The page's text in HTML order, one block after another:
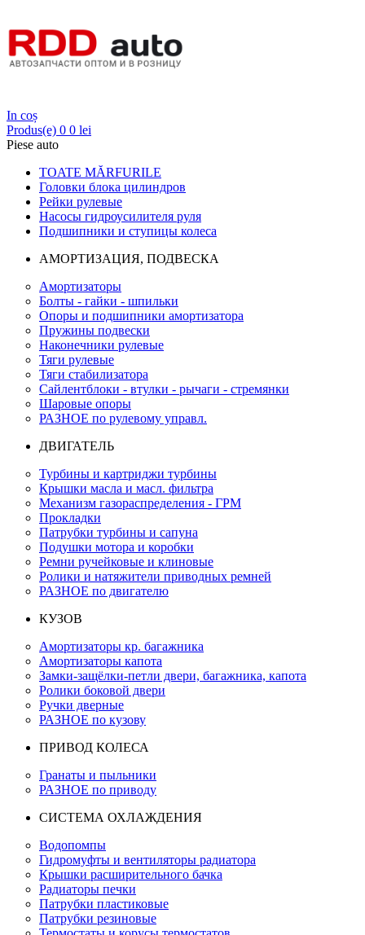
In coș
Produs(e) 0 0 lei
Piese auto
TOATE MĂRFURILE
Головки блока цилиндров
Рейки рулевые
Насосы гидроусилителя руля
Подшипники и ступицы колеса
АМОРТИЗАЦИЯ, ПОДВЕСКА
Амортизаторы
Болты - гайки - шпильки
Опоры и подшипники амортизатора
Пружины подвески
Наконечники рулевые
Тяги рулевые
Тяги стабилизатора
Сайлентблоки - втулки - рычаги - стремянки
Шаровые опоры
РАЗНОЕ по рулевому управл.
ДВИГАТЕЛЬ
Турбины и картриджи турбины
Крышки масла и масл. фильтра
Механизм газораспределения - ГРМ
Прокладки
Патрубки турбины и сапуна
Подушки мотора и коробки
Ремни ручейковые и клиновые
Ролики и натяжители приводных ремней
РАЗНОЕ по двигателю
КУЗОВ
Амортизаторы кр. багажника
Амортизаторы капота
Замки-защёлки-петли двери, багажника, капота
Ролики боковой двери
Ручки дверные
РАЗНОЕ по кузову
ПРИВОД КОЛЕСА
Гранаты и пыльники
РАЗНОЕ по приводу
СИСТЕМА ОХЛАЖДЕНИЯ
Водопомпы
Гидромуфты и вентиляторы радиатора
Крышки расширительного бачка
Радиаторы печки
Патрубки пластиковые
Патрубки резиновые